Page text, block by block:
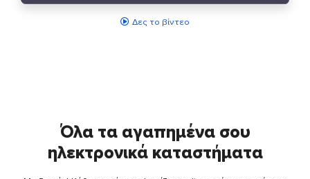
Δες το βίντεο
Όλα τα αγαπημένα σου
ηλεκτρονικά καταστήματα